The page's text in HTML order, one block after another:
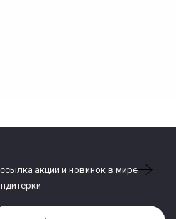
акций и новинок в мире